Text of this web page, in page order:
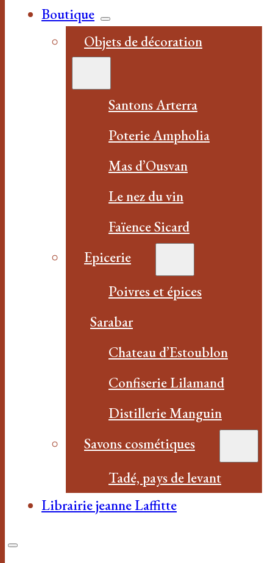
Boutique
Objets de décoration
Santons Arterra
Poterie Ampholia
Mas d’Ousvan
Le nez du vin
Faïence Sicard
Epicerie
Poivres et épices
Sarabar
Chateau d’Estoublon
Confiserie Lilamand
Distillerie Manguin
Savons cosmétiques
Tadé, pays de levant
Librairie jeanne Laffitte